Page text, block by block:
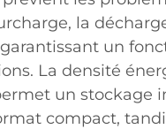
la
un
La densité
un stockage
compact,